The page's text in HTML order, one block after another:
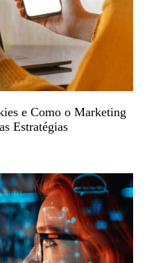
e Como o Marketing
Estratégias